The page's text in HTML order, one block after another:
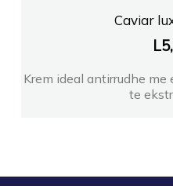
Caviar
L
Krem ideal antirrudhe
te